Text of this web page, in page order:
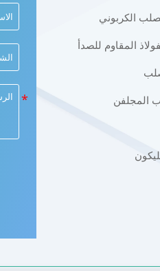
الكربوني
المقاوم للصدأ
المجلفن